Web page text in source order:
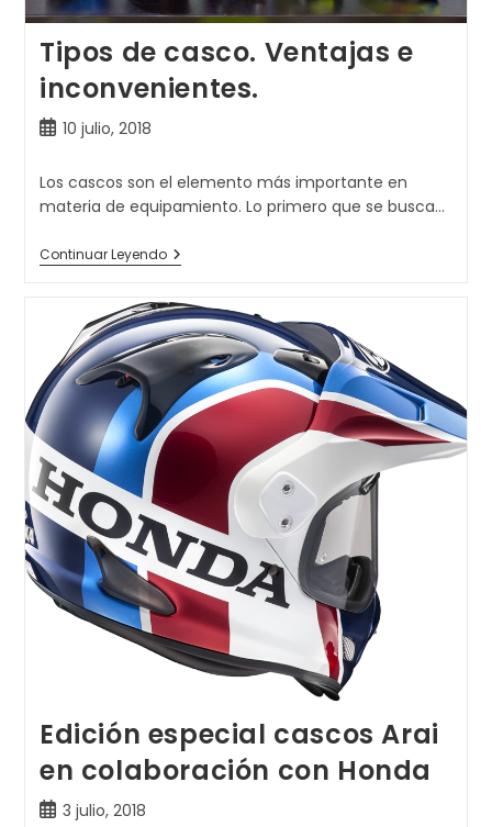
Tipos de casco. Ventajas e
inconvenientes.
Publicación
la
entrada:
10 julio, 2018
Los cascos son el elemento más importante en
materia de equipamiento. Lo primero que se busca…
Continuar LeyendoTipos
De
Ventajas
E
Inconvenientes.
Edición especial cascos Arai
en colaboración con Honda
Publicación
3 julio, 2018